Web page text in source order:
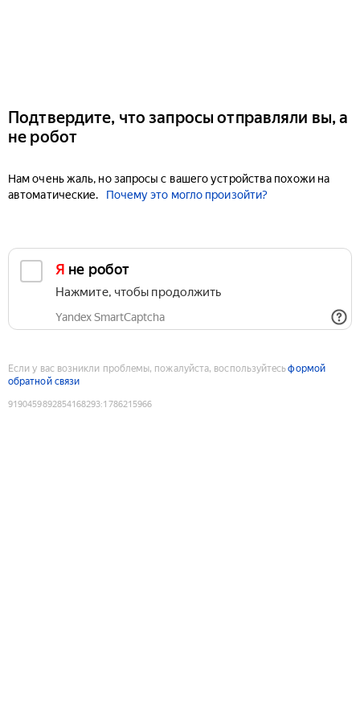
Подтвердите, что запросы отправляли вы, а
не робот
Нам очень жаль, но запросы с вашего устройства похожи на
автоматические.
Почему это могло произойти?
Я не робот
Нажмите, чтобы продолжить
Yandex SmartCaptcha
Если у вас возникли проблемы, пожалуйста, воспользуйтесьформой
обратной связи
9190459892854168293:1786215966